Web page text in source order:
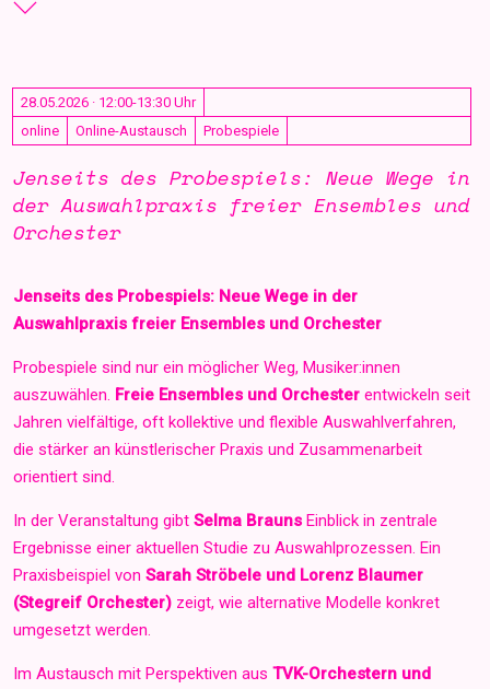
28.05.2026 · 12:00-13:30 Uhr
online
Online-Austausch Probespiele
Jenseits des Probespiels: Neue Wege in
der Auswahlpraxis freier Ensembles und
Orchester
Jenseits des Probespiels: Neue Wege in der
Auswahlpraxis freier Ensembles und Orchester
Probespiele sind nur ein möglicher Weg, Musiker:innen
auszuwählen. Freie Ensembles und Orchester entwickeln seit
Jahren vielfältige, oft kollektive und flexible Auswahlverfahren,
die stärker an künstlerischer Praxis und Zusammenarbeit
orientiert sind.
In der Veranstaltung gibt Selma Brauns Einblick in zentrale
Ergebnisse einer aktuellen Studie zu Auswahlprozessen. Ein
Praxisbeispiel von Sarah Ströbele und Lorenz Blaumer
(Stegreif Orchester) zeigt, wie alternative Modelle konkret
umgesetzt werden.
Im Austausch mit Perspektiven aus TVK-Orchestern und